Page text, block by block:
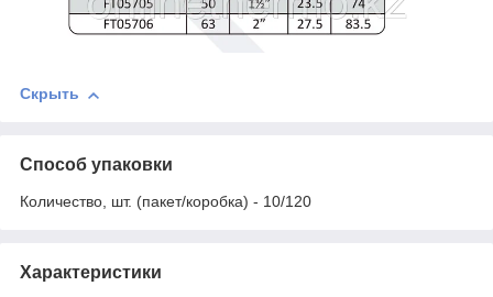
Скрыть
Способ упаковки
Количество, шт. (пакет/коробка) - 10/120
Характеристики